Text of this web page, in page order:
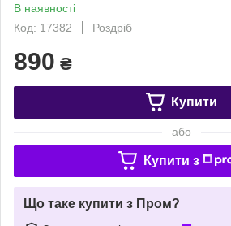
В наявності
Код: 17382
Роздріб
890 ₴
Купити
або
Купити з
Що таке купити з Пром?